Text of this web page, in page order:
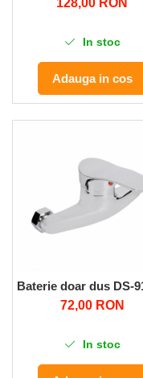
In stoc
Adauga in cos
Baterie doar dus DS-
72,00 RON
In stoc